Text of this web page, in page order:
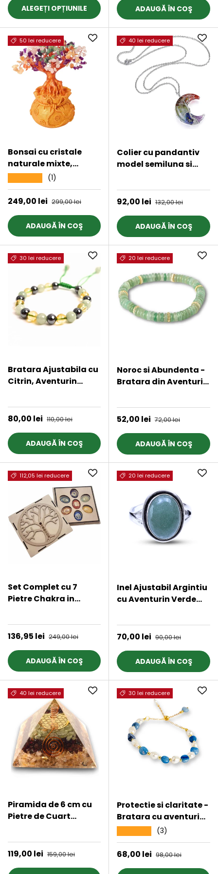
ALEGEȚI OPȚIUNILE ADAUGĂ ÎN COŞ
50 lei reducere
Bonsai cu cristale
naturale mixte,
supranumit „copacul
banilor” - Copacelul
cu inaltimea de 25 cm
perfect pentru
prosperitate, succes,
Feng Shui
(1)
Preț de vânzare
249,00 lei Preț obișnuit
299,00 lei
ADAUGĂ ÎN COŞ
40 lei reducere
Colier cu pandantiv
model semiluna si
Realizat din piatra de
cristal polisat cu 7
naturala
Preț de vânzare
92,00 lei Preț obișnuit
132,00 lei
ADAUGĂ ÎN COŞ
30 lei reducere
Bratara Ajustabila cu
Citrin, Aventurin
Echilibru si
Prosperitate
Preț de vânzare
80,00 lei Preț obișnuit
110,00 lei
ADAUGĂ ÎN COŞ
20 lei reducere
Noroc si Abundenta -
Bratara din Aventurin
Preț de vânzare
52,00 lei Preț obișnuit
72,00 lei
ADAUGĂ ÎN COŞ
112,05 lei reducere
Set Complet cu 7
Pietre Chakra in
cu Simboluri Reiki si
Pastrate in Cutie din
Cristale Terapeutice
pentru Protectie,
Meditatie si Energie
Pozitiva
Preț de vânzare
136,95 lei Preț obișnuit
249,00 lei
ADAUGĂ ÎN COŞ
20 lei reducere
Inel Ajustabil Argintiu
cu Aventurin Verde
noroc si echilibru
Preț de vânzare
70,00 lei Preț obișnuit
90,00 lei
ADAUGĂ ÎN COŞ
40 lei reducere
Piramida de 6 cm cu
Pietre de Cuart
Granat si Aventurin
Verde - Prosperitate si
Preț de vânzare
119,00 lei Preț obișnuit
159,00 lei
30 lei reducere
Protectie si claritate -
Bratara cu aventurin
albastru si perle
(3)
Preț de vânzare
68,00 lei Preț obișnuit
98,00 lei